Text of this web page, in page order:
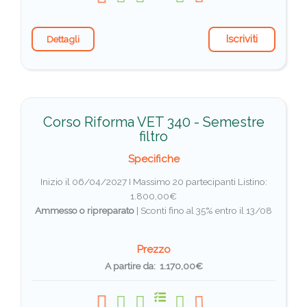
Dettagli Iscriviti
Corso Riforma VET 340 - Semestre
filtro
Specifiche
Inizio il 06/04/2027 I Massimo 20 partecipanti Listino:
1.800,00€
Ammesso o ripreparato | Sconti fino al 35% entro il 13/08
Prezzo
A partire da: 1.170,00€